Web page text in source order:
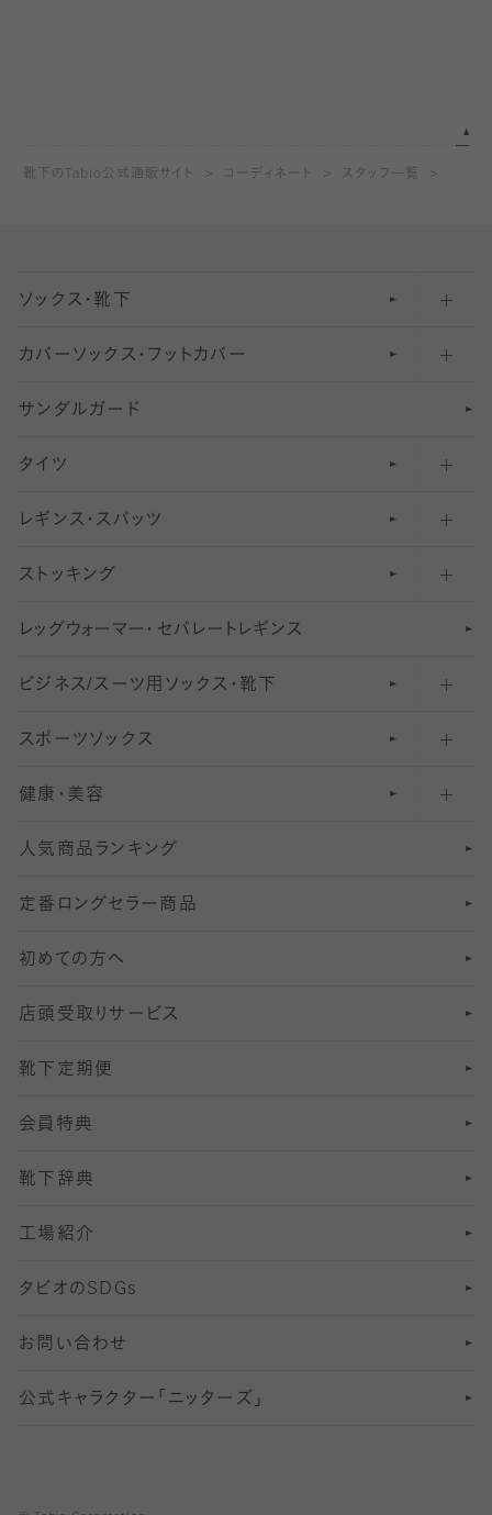
靴下のTabio公式通販サイト コーディネート スタッフ一覧
ソックス・靴下
五本指ソックス・靴下
足袋ソックス・靴下
無地・プレーンソックス・靴下
柄ソックス・靴下
スニーカー（くるぶし）用ソックス
アンクル・ショートソックス（くるぶし上）
クルーソックス（ふくらはぎ下）
ハイソックス
オーバーニー・ニーハイソックス
カバーソックス・フットカバー
フットカバー・カバーソックス（深め）
フットカバー・カバーソックス（ふつう）
フットカバー・カバーソックス（浅め）
サンダルガード
タイツ
30デニール以下のタイツ（薄手タイツ）
31〜40デニールタイツ
41〜60デニールタイツ
61〜80デニールタイツ
81 〜110デニールタイツ
111〜210デニールタイツ
211デニールタイツ以上（防寒・厚手タイツ）
レギンス・スパッツ
柄レギンス
無地レギンス
レギンスパンツ（レギパン）
マタニティレギンス
5 分丈
6 分丈レギンス
7 分丈 レギンス
8分丈 レギンス
10分丈 レギンス
12分丈レギンス
13分丈レギンス
ストッキング
伝線しにくいストッキング
ショートストッキング
結婚式用ストッキング
美脚ストッキング
オールスルーストッキング
レッ グ ウォー マー ・ セパレー ト レ ギンス
ビジネス/スーツ用 ソックス・靴下
匠シリーズ
フレッシャーズ向けソックス・靴下
冠婚葬祭向けソックス・靴下
スーツカジュアルソックス・靴下
ロングホーズ
スポーツソックス
ランニングソックス・靴下
ゴルフソックス・靴下
サッカー・フットサル用ソックス
ヨガソックス・靴下
スポーツ用レッグウォーマー
SS サイズ（21～23cm）
Sサイズ（22～25cm）
Mサイズ（25～27cm）
Lサイズ（27～29cm）
健康・美容
インナーソックス
加圧・着圧ソックス
冷えとり靴下
着圧・加圧タイツ
むくみ対策
足の疲れ対策
足の臭い対策
冷え対策
靴ずれ対策
快適な睡眠対策
人気商品ランキング
定番ロングセラー商品
初めての方へ
店頭受取りサービス
靴下定期便
会員特典
靴下辞典
工場紹介
タビオのSDGs
お問い合わせ
公式キャラクター「ニッターズ」